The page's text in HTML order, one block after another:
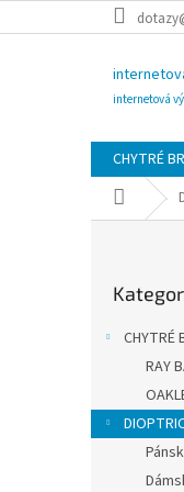
na
internetová
CHYTRÉ
Domů
kategorie
CHYTRÉ
RAY